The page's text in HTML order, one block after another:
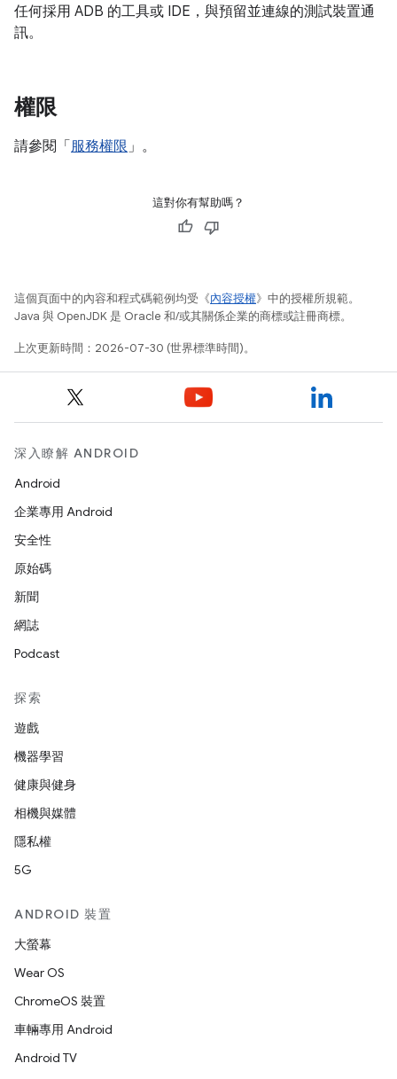
任何採用 ADB 的工具或 IDE，與預留並連線的測試裝置通
訊。
權限
請參閱「服務權限 」。
這對你有幫助嗎？
這個頁面中的內容和程式碼範例均受《內容授權》中的授權所規範。
Java 與 OpenJDK 是 Oracle 和/或其關係企業的商標或註冊商標。
上次更新時間：2026-07-30 (世界標準時間)。
深入瞭解 ANDROID
Android
企業專用 Android
安全性
原始碼
新聞
網誌
Podcast
探索
遊戲
機器學習
健康與健身
相機與媒體
隱私權
5G
ANDROID 裝置
大螢幕
Wear OS
ChromeOS 裝置
車輛專用 Android
Android TV